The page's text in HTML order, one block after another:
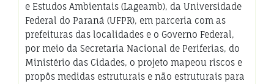
e Estudos Ambientais (Lageamb), da Universidade
Federal do Paraná (UFPR), em parceria com as
prefeituras das localidades e o Governo Federal,
por meio da Secretaria Nacional de Periferias, do
Ministério das Cidades, o projeto mapeou riscos e
propôs medidas estruturais e não estruturais para